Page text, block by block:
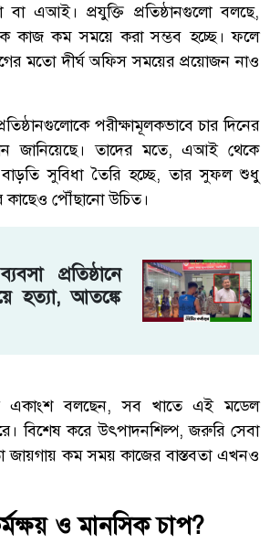
বা এআই। প্রযুক্তি প্রতিষ্ঠানগুলো বলছে,
কাজ কম সময়ে করা সম্ভব হচ্ছে। ফলে
মতো দীর্ঘ অফিস সময়ের প্রয়োজন নাও
পরীক্ষামূলকভাবে চার দিনের
জানিয়েছে। তাদের মতে, এআই থেকে
সুবিধা তৈরি হচ্ছে, তার সুফল শুধু
কাছেও পৌঁছানো উচিত।
প্রতিষ্ঠানে
হত্যা, আতঙ্কে
একাংশ বলছেন, সব খাতে এই মডেল
বিশেষ করে উৎপাদনশিল্প, জরুরি সেবা
জায়গায় কম সময় কাজের বাস্তবতা এখনও
ও মানসিক চাপ?